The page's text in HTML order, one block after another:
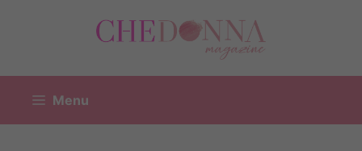
Menu